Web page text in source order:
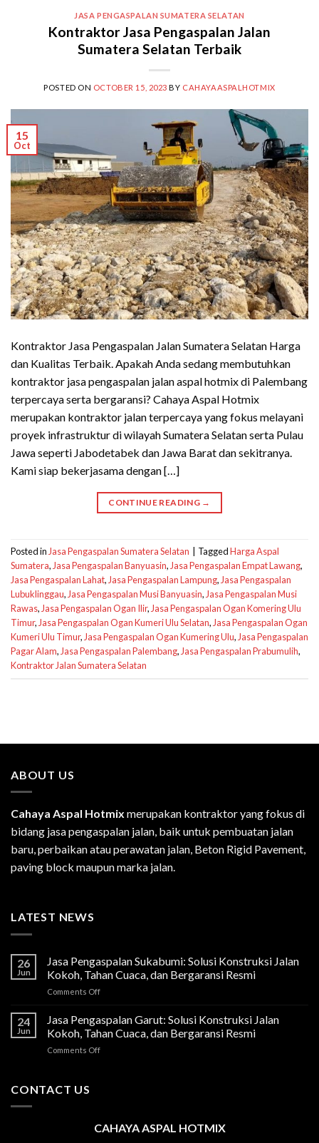
JASA PENGASPALAN SUMATERA SELATAN
Kontraktor Jasa Pengaspalan Jalan
Sumatera Selatan Terbaik
POSTED ON OCTOBER 15, 2023 BY CAHAYAASPALHOTMIX
15
Oct
Kontraktor Jasa Pengaspalan Jalan Sumatera Selatan Harga
dan Kualitas Terbaik. Apakah Anda sedang membutuhkan
kontraktor jasa pengaspalan jalan aspal hotmix di Palembang
terpercaya serta bergaransi? Cahaya Aspal Hotmix
merupakan kontraktor jalan terpercaya yang fokus melayani
proyek infrastruktur di wilayah Sumatera Selatan serta Pulau
Jawa seperti Jabodetabek dan Jawa Barat dan sekitranya.
Kami siap bekerjasama dengan […]
CONTINUE READING →
Posted inJasa Pengaspalan Sumatera Selatan TaggedHarga Aspal
Sumatera,Jasa Pengaspalan Banyuasin,Jasa Pengaspalan Empat Lawang,
Jasa Pengaspalan Lahat,Jasa Pengaspalan Lampung,Jasa Pengaspalan
Lubuklinggau,Jasa Pengaspalan Musi Banyuasin,Jasa Pengaspalan Musi
Rawas,Jasa Pengaspalan Ogan Ilir,Jasa Pengaspalan Ogan Komering Ulu
Timur,Jasa Pengaspalan Ogan Kumeri Ulu Selatan,Jasa Pengaspalan Ogan
Kumeri Ulu Timur,Jasa Pengaspalan Ogan Kumering Ulu,Jasa Pengaspalan
Pagar Alam,Jasa Pengaspalan Palembang,Jasa Pengaspalan Prabumulih,
Kontraktor Jalan Sumatera Selatan
ABOUT US
Cahaya Aspal Hotmix merupakan kontraktor yang fokus di
bidang jasa pengaspalan jalan, baik untuk pembuatan jalan
baru, perbaikan atau perawatan jalan, Beton Rigid Pavement,
paving block maupun marka jalan.
LATEST NEWS
26
Jun
Jasa Pengaspalan Sukabumi: Solusi Konstruksi Jalan
Kokoh, Tahan Cuaca, dan Bergaransi Resmi
Comments Offon
Pengaspalan
Sukabumi:
Solusi
Konstruksi
Bergaransi
24
Jun
Jasa Pengaspalan Garut: Solusi Konstruksi Jalan
Kokoh, Tahan Cuaca, dan Bergaransi Resmi
Comments Offon
Kokoh,
CONTACT US
CAHAYA ASPAL HOTMIX